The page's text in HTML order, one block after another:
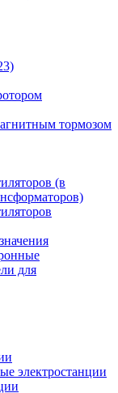
тормозом
(в
для
электростанции